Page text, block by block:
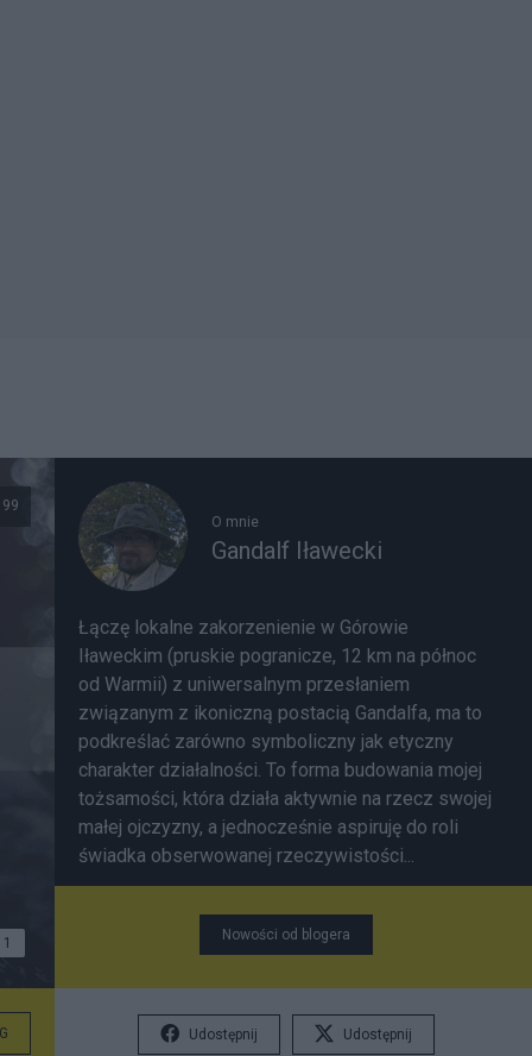
99
1
O mnie
Gandalf Iławecki
Łączę lokalne zakorzenienie w Górowie
Iławeckim (pruskie pogranicze, 12 km na północ
od Warmii) z uniwersalnym przesłaniem
związanym z ikoniczną postacią Gandalfa, ma to
podkreślać zarówno symboliczny jak etyczny
charakter działalności. To forma budowania mojej
tożsamości, która działa aktywnie na rzecz swojej
małej ojczyzny, a jednocześnie aspiruję do roli
świadka obserwowanej rzeczywistości...
Nowości od blogera
Udostępnij Udostępnij